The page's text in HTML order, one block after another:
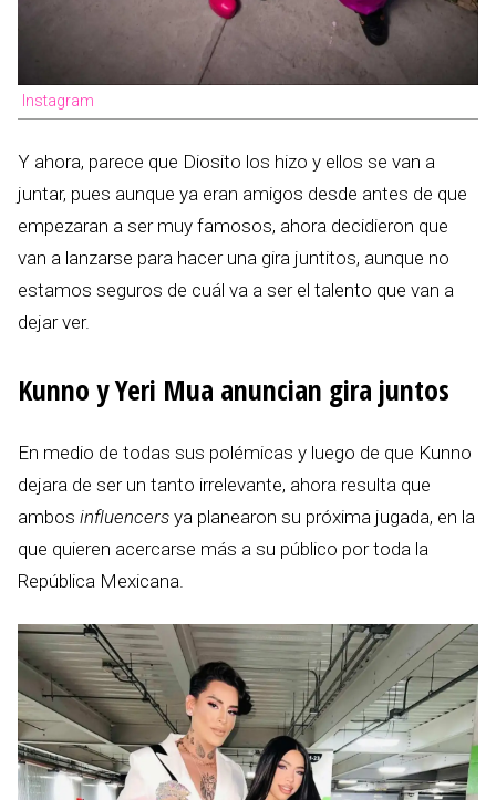
Instagram
Y ahora, parece que Diosito los hizo y ellos se van a
juntar, pues aunque ya eran amigos desde antes de que
empezaran a ser muy famosos, ahora decidieron que
van a lanzarse para hacer una gira juntitos, aunque no
estamos seguros de cuál va a ser el talento que van a
dejar ver.
Kunno y Yeri Mua anuncian gira juntos
En medio de todas sus polémicas y luego de que Kunno
dejara de ser un tanto irrelevante, ahora resulta que
ambos influencers ya planearon su próxima jugada, en la
que quieren acercarse más a su público por toda la
República Mexicana.